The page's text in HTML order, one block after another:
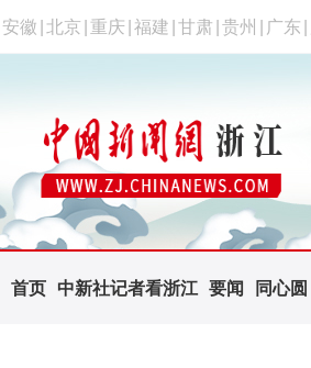
安徽 北京 重庆 福建 甘肃 贵州 广东
首页 中新社记者看浙江 要闻 同心圆